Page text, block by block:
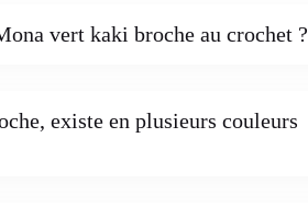
vert kaki broche au crochet ?
existe en plusieurs couleurs